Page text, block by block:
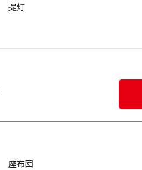
提灯
座布団